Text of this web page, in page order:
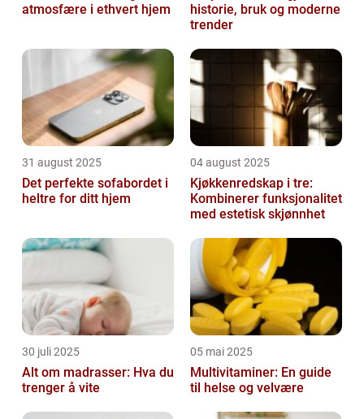
atmosfære i ethvert hjem
historie, bruk og moderne
trender
31 august 2025
Det perfekte sofabordet i
heltre for ditt hjem
04 august 2025
Kjøkkenredskap i tre:
Kombinerer funksjonalitet
med estetisk skjønnhet
30 juli 2025
Alt om madrasser: Hva du
trenger å vite
05 mai 2025
Multivitaminer: En guide
til helse og velvære